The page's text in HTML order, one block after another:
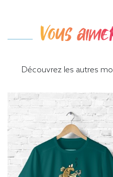
Vous
Découvrez les autres